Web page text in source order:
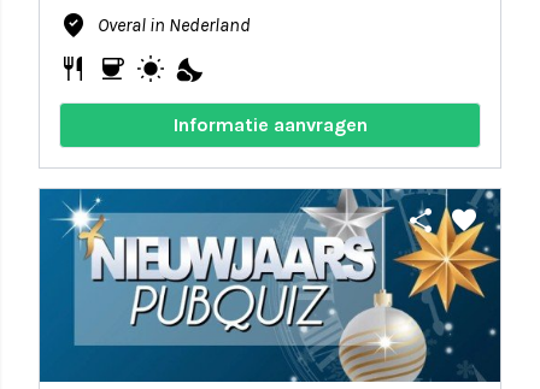
where_to_vote Overal in Nederland
restaurant coffee wb_sunny nights_stay
Informatie aanvragen
share favorite